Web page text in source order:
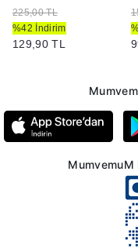
225,00 TL
%42 İndirim
129,90 TL
MumvemuM